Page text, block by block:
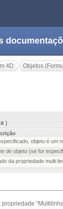
4D Objetos
)
objeto é um
de objeto (se for
da propriedade multi
propriedade